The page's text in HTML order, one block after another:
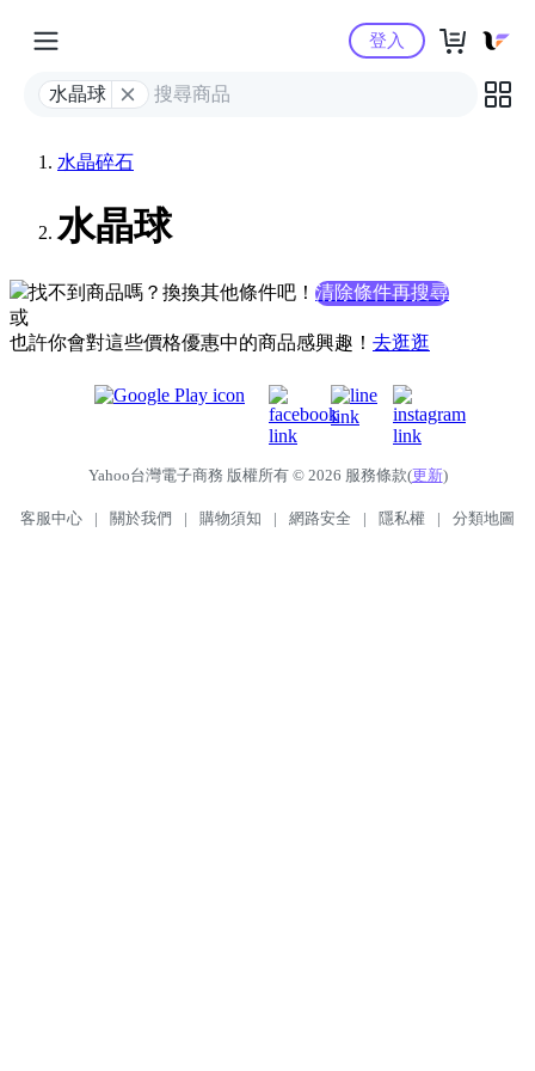
Yahoo購物中心
水晶球
登入
水晶碎石
水晶球
找不到商品嗎？換換其他條件吧！ 清除條件再搜尋
或
也許你會對這些價格優惠中的商品感興趣！ 去逛逛
Yahoo台灣電子商務 版權所有 © 2026 服務條款(更新)
客服中心 | 關於我們 | 購物須知 | 網路安全 | 隱私權 | 分類地圖